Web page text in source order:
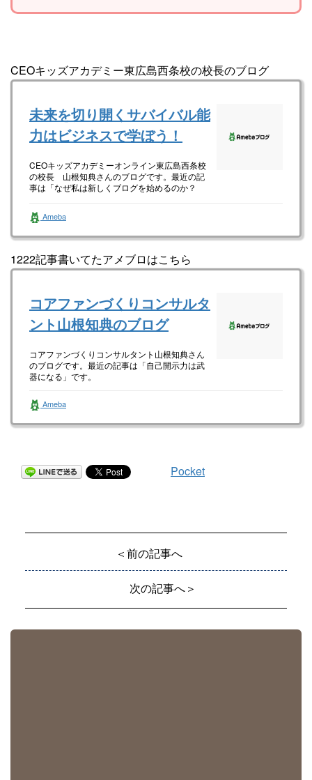
CEOキッズアカデミー東広島西条校の校長のブログ
未来を切り開くサバイバル能
力はビジネスで学ぼう！
CEOキッズアカデミーオンライン東広島西条校
の校長 山根知典さんのブログです。最近の記
事は「なぜ私は新しくブログを始めるのか？
Ameba
1222記事書いてたアメブロはこちら
コアファンづくりコンサルタ
ント山根知典のブログ
コアファンづくりコンサルタント山根知典さん
のブログです。最近の記事は「自己開示力は武
器になる」です。
Ameba
Pocket
＜前の記事へ
次の記事へ＞